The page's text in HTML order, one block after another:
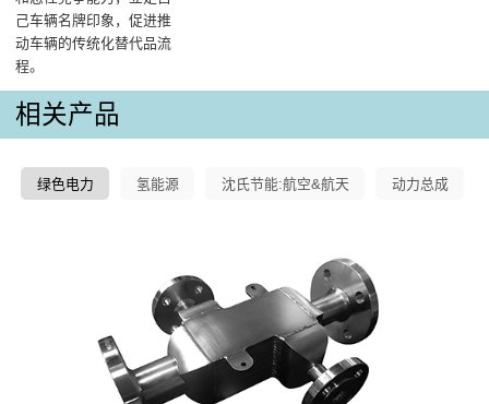
己车辆名牌印象，促进推
动车辆的传统化替代品流
程。
相关产品
绿色电力 氢能源 沈氏节能:航空&航天 动力总成